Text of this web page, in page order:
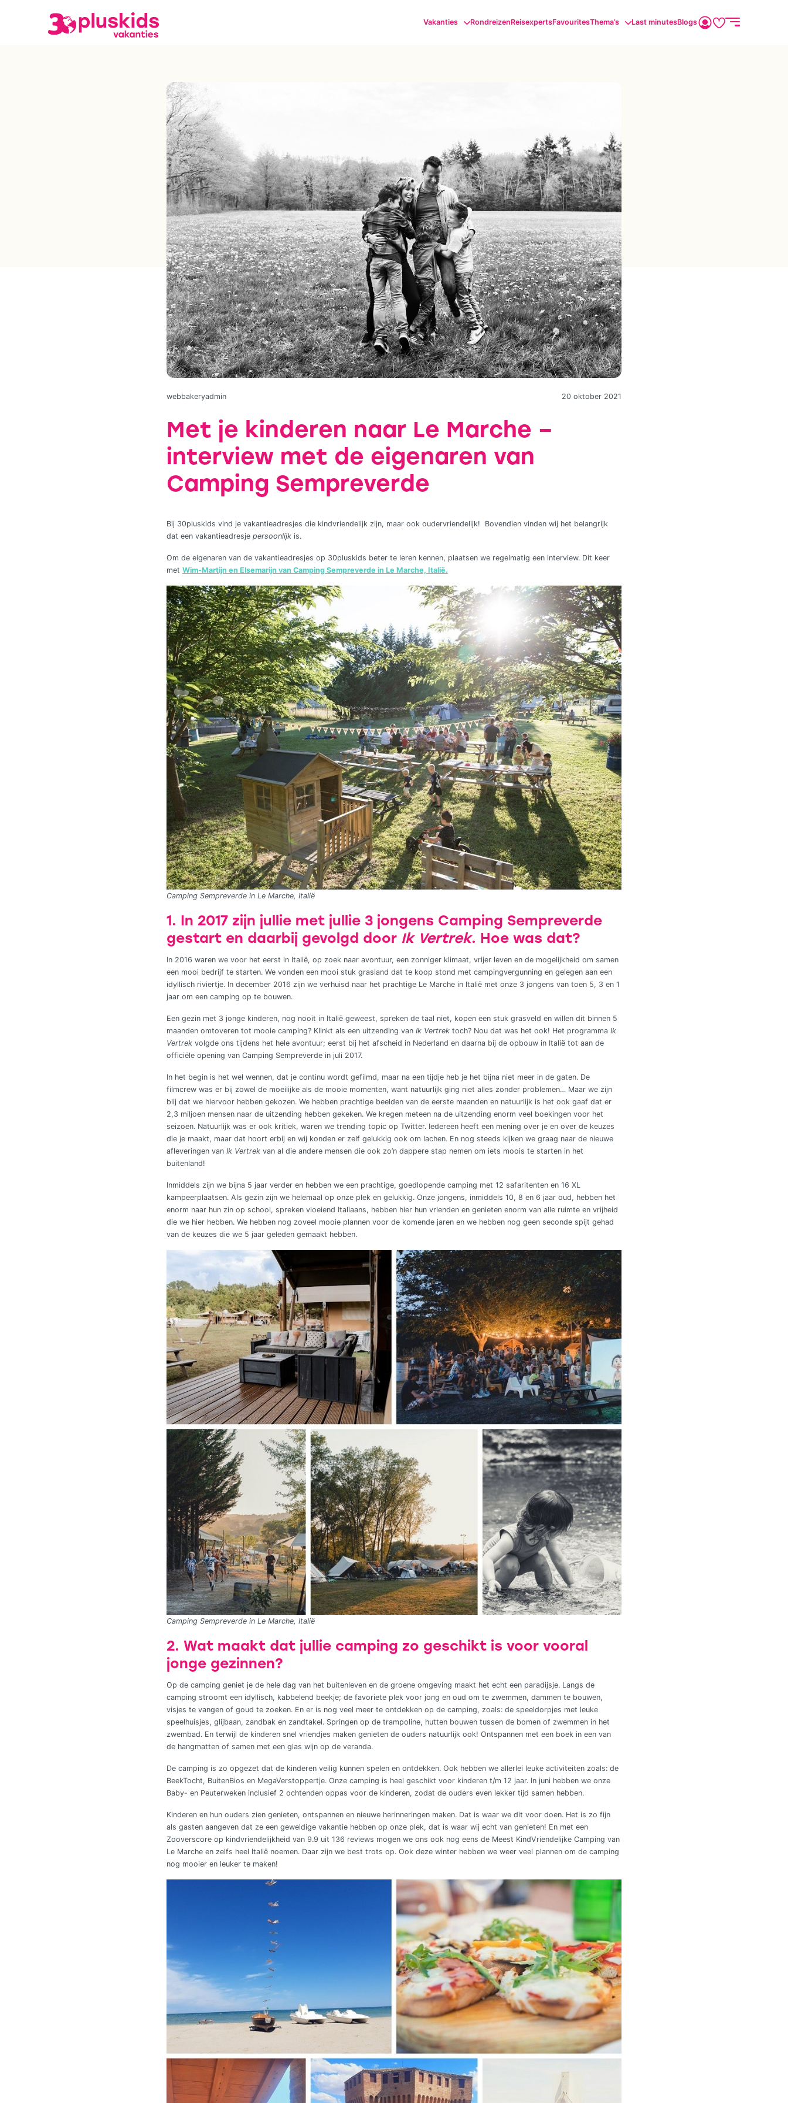
Vakanties RondreizenReisexpertsFavouritesThema’s Last minutesBlogs
webbakeryadmin 20 oktober 2021
Met je kinderen naar Le Marche –
interview met de eigenaren van
Camping Sempreverde
Bij 30pluskids vind je vakantieadresjes die kindvriendelijk zijn, maar ook oudervriendelijk! Bovendien vinden wij het belangrijk
dat een vakantieadresje persoonlijkis.
Om de eigenaren van de vakantieadresjes op 30pluskids beter te leren kennen, plaatsen we regelmatig een interview. Dit keer
met Wim-Martijn en Elsemarijn van Camping Sempreverde in Le Marche, Italië.
Camping Sempreverde in Le Marche, Italië
1. In 2017 zijn jullie met jullie 3 jongens Camping Sempreverde
gestart en daarbij gevolgd door Ik Vertrek. Hoe was dat?
In 2016 waren we voor het eerst in Italië, op zoek naar avontuur, een zonniger klimaat, vrijer leven en de mogelijkheid om samen
een mooi bedrijf te starten. We vonden een mooi stuk grasland dat te koop stond met campingvergunning en gelegen aan een
idyllisch riviertje. In december 2016 zijn we verhuisd naar het prachtige Le Marche in Italië met onze 3 jongens van toen 5, 3 en 1
jaar om een camping op te bouwen.
Een gezin met 3 jonge kinderen, nog nooit in Italië geweest, spreken de taal niet, kopen een stuk grasveld en willen dit binnen 5
maanden omtoveren tot mooie camping? Klinkt als een uitzending van Ik Vertrektoch? Nou dat was het ook! Het programma Ik
Vertrekvolgde ons tijdens het hele avontuur; eerst bij het afscheid in Nederland en daarna bij de opbouw in Italië tot aan de
officiële opening van Camping Sempreverde in juli 2017.
In het begin is het wel wennen, dat je continu wordt gefilmd, maar na een tijdje heb je het bijna niet meer in de gaten. De
filmcrew was er bij zowel de moeilijke als de mooie momenten, want natuurlijk ging niet alles zonder problemen… Maar we zijn
blij dat we hiervoor hebben gekozen. We hebben prachtige beelden van de eerste maanden en natuurlijk is het ook gaaf dat er
2,3 miljoen mensen naar de uitzending hebben gekeken. We kregen meteen na de uitzending enorm veel boekingen voor het
seizoen. Natuurlijk was er ook kritiek, waren we trending topic op Twitter. Iedereen heeft een mening over je en over de keuzes
die je maakt, maar dat hoort erbij en wij konden er zelf gelukkig ook om lachen. En nog steeds kijken we graag naar de nieuwe
afleveringen van Ik Vertrekvan al die andere mensen die ook zo’n dappere stap nemen om iets moois te starten in het
buitenland!
Inmiddels zijn we bijna 5 jaar verder en hebben we een prachtige, goedlopende camping met 12 safaritenten en 16 XL
kampeerplaatsen. Als gezin zijn we helemaal op onze plek en gelukkig. Onze jongens, inmiddels 10, 8 en 6 jaar oud, hebben het
enorm naar hun zin op school, spreken vloeiend Italiaans, hebben hier hun vrienden en genieten enorm van alle ruimte en vrijheid
die we hier hebben. We hebben nog zoveel mooie plannen voor de komende jaren en we hebben nog geen seconde spijt gehad
van de keuzes die we 5 jaar geleden gemaakt hebben.
Camping Sempreverde in Le Marche, Italië
2. Wat maakt dat jullie camping zo geschikt is voor vooral
jonge gezinnen?
Op de camping geniet je de hele dag van het buitenleven en de groene omgeving maakt het echt een paradijsje. Langs de
camping stroomt een idyllisch, kabbelend beekje; de favoriete plek voor jong en oud om te zwemmen, dammen te bouwen,
visjes te vangen of goud te zoeken. En er is nog veel meer te ontdekken op de camping, zoals: de speeldorpjes met leuke
speelhuisjes, glijbaan, zandbak en zandtakel. Springen op de trampoline, hutten bouwen tussen de bomen of zwemmen in het
zwembad. En terwijl de kinderen snel vriendjes maken genieten de ouders natuurlijk ook! Ontspannen met een boek in een van
de hangmatten of samen met een glas wijn op de veranda.
De camping is zo opgezet dat de kinderen veilig kunnen spelen en ontdekken. Ook hebben we allerlei leuke activiteiten zoals: de
BeekTocht, BuitenBios en MegaVerstoppertje. Onze camping is heel geschikt voor kinderen t/m 12 jaar. In juni hebben we onze
Baby- en Peuterweken inclusief 2 ochtenden oppas voor de kinderen, zodat de ouders even lekker tijd samen hebben.
Kinderen en hun ouders zien genieten, ontspannen en nieuwe herinneringen maken. Dat is waar we dit voor doen. Het is zo fijn
als gasten aangeven dat ze een geweldige vakantie hebben op onze plek, dat is waar wij echt van genieten! En met een
Zooverscore op kindvriendelijkheid van 9.9 uit 136 reviews mogen we ons ook nog eens de Meest KindVriendelijke Camping van
Le Marche en zelfs heel Italië noemen. Daar zijn we best trots op. Ook deze winter hebben we weer veel plannen om de camping
nog mooier en leuker te maken!